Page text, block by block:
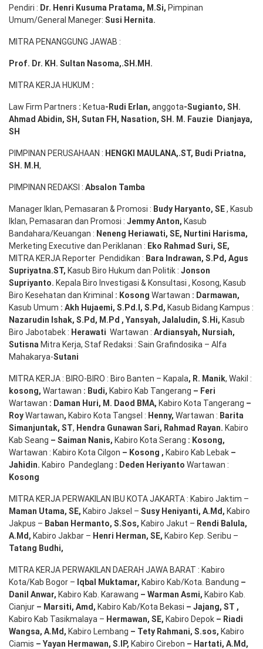
Pendiri : Dr. Henri Kusuma Pratama, M.Si, Pimpinan
Umum/General Maneger: Susi Hernita.
MITRA PENANGGUNG JAWAB :
Prof. Dr. KH. Sultan Nasoma,.SH.MH.
MITRA KERJA HUKUM :
Law Firm Partners : Ketua-Rudi Erlan, anggota-Sugianto, SH.
Ahmad Abidin, SH, Sutan FH, Nasation, SH. M. Fauzie Dianjaya,
SH
PIMPINAN PERUSAHAAN : HENGKI MAULANA,.ST, Budi Priatna,
SH . M.H,
PIMPINAN REDAKSI : Absalon Tamba
Manager Iklan, Pemasaran & Promosi : Budy Haryanto, SE, Kasub
Iklan, Pemasaran dan Promosi : Jemmy Anton, Kasub
Bandahara/Keuangan : Neneng Heriawati, SE, Nurtini Harisma,
Merketing Executive dan Periklanan : Eko Rahmad Suri, SE,
MITRA KERJA Reporter Pendidikan : Bara Indrawan, S.Pd , Agus
Supriyatna.ST, Kasub Biro Hukum dan Politik : Jonson
Supriyanto. Kepala Biro Investigasi & Konsultasi , Kosong, Kasub
Biro Kesehatan dan Kriminal : Kosong Wartawan : Darmawan,
Kasub Umum : Akh Hujaemi, S.Pd.I, S.Pd , Kasub Bidang Kampus :
Nazarudin Ishak, S.Pd , M.Pd , Yansyah, Jalaludin, S.Hi, Kasub
Biro Jabotabek : Herawati Wartawan : Ardiansyah, Nursiah,
Sutisna Mitra Kerja, Staf Redaksi : Sain Grafindosika – Alfa
Mahakarya-Sutani
MITRA KERJA : BIRO-BIRO : Biro Banten – Kapala, R. Manik, Wakil :
kosong, Wartawan : Budi, Kabiro Kab Tangerang – Feri
Wartawan : Daman Huri, M. Daod BMA, Kabiro Kota Tangerang –
RoyWartawan, Kabiro Kota Tangsel : Henny, Wartawan : Barita
Simanjuntak, ST, Hendra Gunawan Sari, Rahmad Rayan. Kabiro
Kab Seang – Saiman Nanis, Kabiro Kota Serang : Kosong,
Wartawan : Kabiro Kota Cilgon – Kosong , Kabiro Kab Lebak –
Jahidin. Kabiro Pandeglang : Deden Heriyanto Wartawan :
Kosong
MITRA KERJA PERWAKILAN IBU KOTA JAKARTA : Kabiro Jaktim –
Maman Utama, SE, Kabiro Jaksel – Susy Heniyanti, A.Md , Kabiro
Jakpus – Baban Hermanto, S.Sos, Kabiro Jakut – Rendi Balula,
A.Md , Kabiro Jakbar – Henri Herman, SE, Kabiro Kep. Seribu –
Tatang Budhi,
MITRA KERJA PERWAKILAN DAERAH JAWA BARAT : Kabiro
Kota/Kab Bogor – Iqbal Muktamar, Kabiro Kab/Kota. Bandung –
Danil Anwar, Kabiro Kab. Karawang – Warman Asmi, Kabiro Kab.
Cianjur – Marsiti, Amd , Kabiro Kab/Kota Bekasi – Jajang, ST ,
Kabiro Kab Tasikmalaya – Hermawan, SE, Kabiro Depok – Riadi
Wangsa, A.Md , Kabiro Lembang – Tety Rahmani, S.sos, Kabiro
Ciamis – Yayan Hermawan, S.IP, Kabiro Cirebon – Hartati, A.Md ,